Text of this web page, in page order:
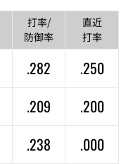
打率/
防御率
直近
打率
.282 .250
.209 .200
.238 .000